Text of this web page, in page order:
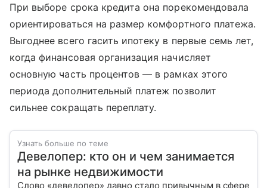
При выборе срока кредита она порекомендовала
ориентироваться на размер комфортного платежа.
Выгоднее всего гасить ипотеку в первые семь лет,
когда финансовая организация начисляет
основную часть процентов — в рамках этого
периода дополнительный платеж позволит
сильнее сокращать переплату.
Узнать больше по теме
Девелопер: кто он и чем занимается
на рынке недвижимости
Слово «девелопер» давно стало привычным в сфере